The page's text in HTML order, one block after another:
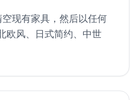
现有家具，然后以任何
风、日式简约、中世